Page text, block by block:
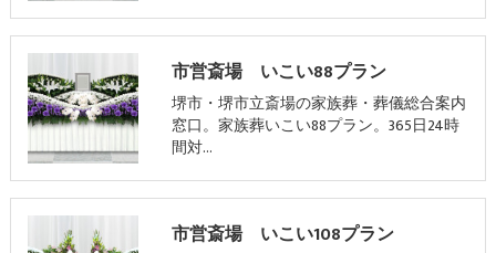
市営斎場 いこい88プラン
堺市・堺市立斎場の家族葬・葬儀総合案内
窓口。家族葬いこい88プラン。365日24時
間対…
市営斎場 いこい108プラン